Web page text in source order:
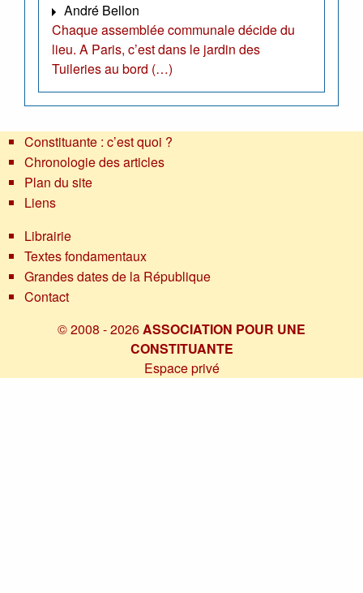
André Bellon
Chaque assemblée communale décide du
lieu. A Paris, c’est dans le jardin des
Tuileries au bord (…)
Constituante : c’est quoi ?
Chronologie des articles
Plan du site
Liens
Librairie
Textes fondamentaux
Grandes dates de la République
Contact
© 2008 - 2026ASSOCIATION POUR UNE
CONSTITUANTE
Espace privé